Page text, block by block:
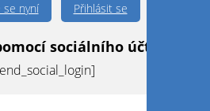
se nyní
Přihlásit se
sociálního účtu